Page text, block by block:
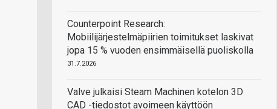
Counterpoint Research:
Mobiilijärjestelmäpiirien toimitukset laskivat
jopa 15 % vuoden ensimmäisellä puoliskolla
31.7.2026
Valve julkaisi Steam Machinen kotelon 3D
CAD -tiedostot avoimeen käyttöön